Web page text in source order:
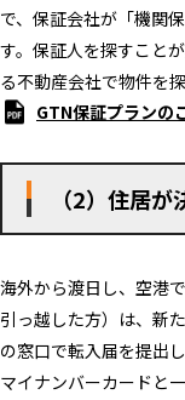
で、保証会社が「機関
す。保証人を探すこと
る不動産会社で物件を
GTN保証プランの
（2）住居が
海外から渡日し、空港
引っ越した方）は、新
の窓口で転入届を提出
マイナンバーカードと